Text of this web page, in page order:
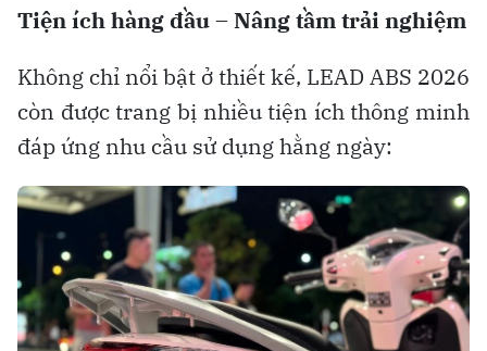
Tiện ích hàng đầu – Nâng tầm trải nghiệm
Không chỉ nổi bật ở thiết kế, LEAD ABS 2026
còn được trang bị nhiều tiện ích thông minh
đáp ứng nhu cầu sử dụng hằng ngày: